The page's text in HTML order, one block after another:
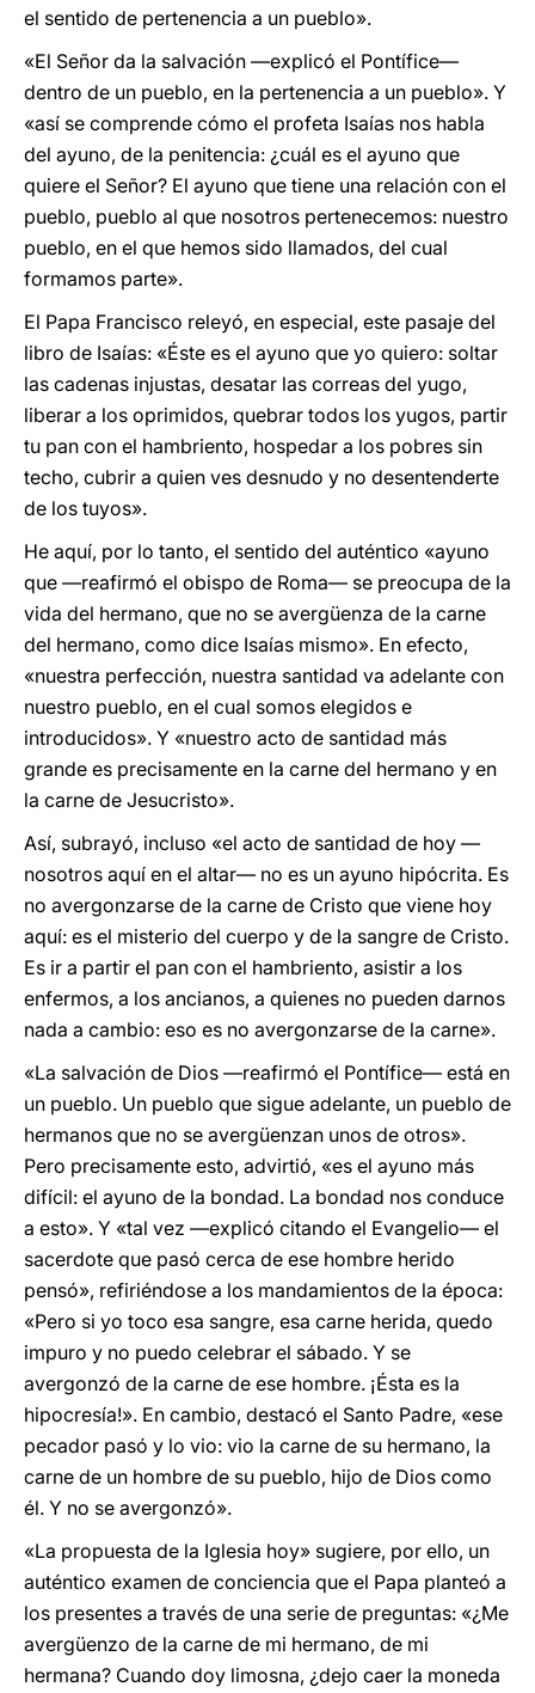
el sentido de pertenencia a un pueblo».
«El Señor da la salvación —explicó el Pontífice—
dentro de un pueblo, en la pertenencia a un pueblo». Y
«así se comprende cómo el profeta Isaías nos habla
del ayuno, de la penitencia: ¿cuál es el ayuno que
quiere el Señor? El ayuno que tiene una relación con el
pueblo, pueblo al que nosotros pertenecemos: nuestro
pueblo, en el que hemos sido llamados, del cual
formamos parte».
El Papa Francisco releyó, en especial, este pasaje del
libro de Isaías: «Éste es el ayuno que yo quiero: soltar
las cadenas injustas, desatar las correas del yugo,
liberar a los oprimidos, quebrar todos los yugos, partir
tu pan con el hambriento, hospedar a los pobres sin
techo, cubrir a quien ves desnudo y no desentenderte
de los tuyos».
He aquí, por lo tanto, el sentido del auténtico «ayuno
que —reafirmó el obispo de Roma— se preocupa de la
vida del hermano, que no se avergüenza de la carne
del hermano, como dice Isaías mismo». En efecto,
«nuestra perfección, nuestra santidad va adelante con
nuestro pueblo, en el cual somos elegidos e
introducidos». Y «nuestro acto de santidad más
grande es precisamente en la carne del hermano y en
la carne de Jesucristo».
Así, subrayó, incluso «el acto de santidad de hoy —
nosotros aquí en el altar— no es un ayuno hipócrita. Es
no avergonzarse de la carne de Cristo que viene hoy
aquí: es el misterio del cuerpo y de la sangre de Cristo.
Es ir a partir el pan con el hambriento, asistir a los
enfermos, a los ancianos, a quienes no pueden darnos
nada a cambio: eso es no avergonzarse de la carne».
«La salvación de Dios —reafirmó el Pontífice— está en
un pueblo. Un pueblo que sigue adelante, un pueblo de
hermanos que no se avergüenzan unos de otros».
Pero precisamente esto, advirtió, «es el ayuno más
difícil: el ayuno de la bondad. La bondad nos conduce
a esto». Y «tal vez —explicó citando el Evangelio— el
sacerdote que pasó cerca de ese hombre herido
pensó», refiriéndose a los mandamientos de la época:
«Pero si yo toco esa sangre, esa carne herida, quedo
impuro y no puedo celebrar el sábado. Y se
avergonzó de la carne de ese hombre. ¡Ésta es la
hipocresía!». En cambio, destacó el Santo Padre, «ese
pecador pasó y lo vio: vio la carne de su hermano, la
carne de un hombre de su pueblo, hijo de Dios como
él. Y no se avergonzó».
«La propuesta de la Iglesia hoy» sugiere, por ello, un
auténtico examen de conciencia que el Papa planteó a
los presentes a través de una serie de preguntas: «¿Me
avergüenzo de la carne de mi hermano, de mi
hermana? Cuando doy limosna, ¿dejo caer la moneda